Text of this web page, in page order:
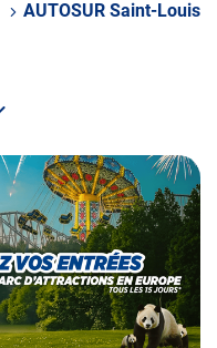
AUTOSUR Saint-Louis